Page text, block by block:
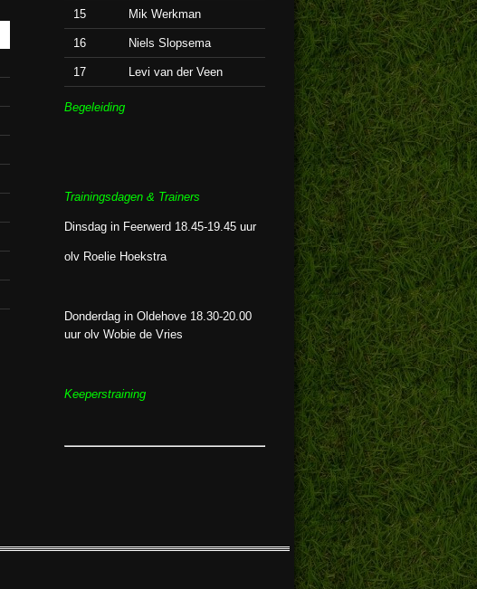
15 Mik Werkman
16 Niels Slopsema
17 Levi van der Veen
Begeleiding
Trainingsdagen & Trainers
Dinsdag in Feerwerd 18.45-19.45 uur
olv Roelie Hoekstra
Donderdag in Oldehove 18.30-20.00
uur olv Wobie de Vries
Keeperstraining